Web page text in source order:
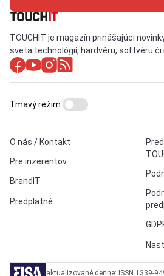
TOUCHIT je magazín prinášajúci
sveta technológií, hardvéru, softvéru či
O nás / Kontakt
Pre inzerentov
BrandIT
Predplatné
Tmavý režim
aktualizované denne: ISSN 1339-